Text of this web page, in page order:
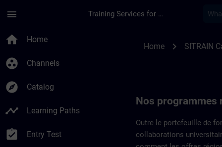
menu Training Services for Digital Industries
home Home
group_work Channels
explore Catalog
timeline Learning Paths
assignment_turned_in Entry Test
Home chevron_right SITRAIN
Nos programmes
Outre le portefeuille de
collaborations